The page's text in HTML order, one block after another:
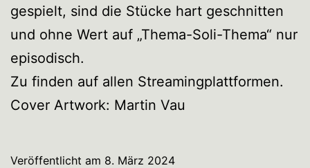
gespielt, sind die Stücke hart geschnitten
und ohne Wert auf „Thema-Soli-Thema“ nur
episodisch.
Zu finden auf allen Streamingplattformen.
Cover Artwork: Martin Vau
Veröffentlicht am 8. März 2024